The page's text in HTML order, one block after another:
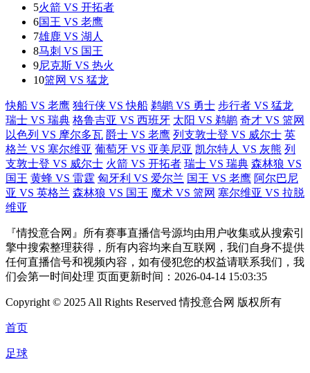
5火箭 VS 开拓者
6国王 VS 老鹰
7雄鹿 VS 湖人
8马刺 VS 国王
9尼克斯 VS 热火
10篮网 VS 猛龙
快船 VS 老鹰 独行侠 VS 快船 鹈鹕 VS 勇士 步行者 VS 猛龙
瑞士 VS 瑞典 格鲁吉亚 VS 西班牙 太阳 VS 鹈鹕 奇才 VS 篮网
以色列 VS 摩尔多瓦 爵士 VS 老鹰 列支敦士登 VS 威尔士 英
格兰 VS 塞尔维亚 葡萄牙 VS 亚美尼亚 凯尔特人 VS 灰熊 列
支敦士登 VS 威尔士 火箭 VS 开拓者 瑞士 VS 瑞典 森林狼 VS
国王 黄蜂 VS 雷霆 匈牙利 VS 爱尔兰 国王 VS 老鹰 阿尔巴尼
亚 VS 英格兰 森林狼 VS 国王 魔术 VS 篮网 塞尔维亚 VS 拉脱
维亚
『情投意合网』所有赛事直播信号源均由用户收集或从搜索引
擎中搜索整理获得，所有内容均来自互联网，我们自身不提供
任何直播信号和视频内容，如有侵犯您的权益请联系我们，我
们会第一时间处理 页面更新时间：2026-04-14 15:03:35
Copyright © 2025 All Rights Reserved 情投意合网 版权所有
首页
足球